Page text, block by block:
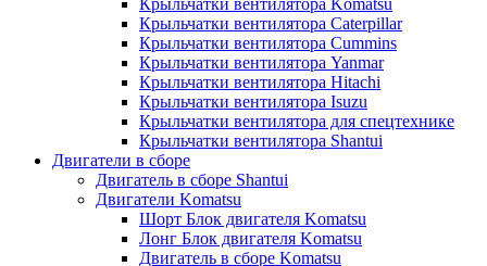
Крыльчатки вентилятора Caterpillar
Крыльчатки вентилятора Cummins
Крыльчатки вентилятора Yanmar
Крыльчатки вентилятора Hitachi
Крыльчатки вентилятора Isuzu
Крыльчатки вентилятора для спецтехнике
Крыльчатки вентилятора Shantui
Двигатели в сборе
Двигатель в сборе Shantui
Двигатели Komatsu
Шорт Блок двигателя Komatsu
Лонг Блок двигателя Komatsu
Двигатель в сборе Komatsu